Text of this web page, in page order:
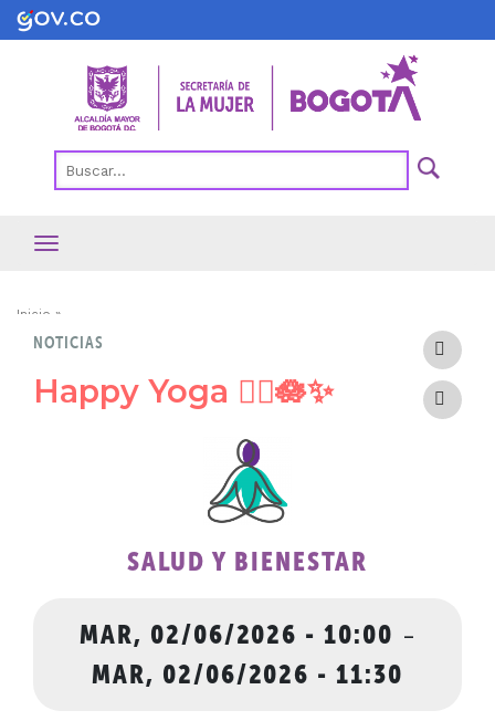
Pasar
al
Ruta
de
navegación
Inicio
NOTICIAS
Happy Yoga 🧘‍♀️🪷✨
SALUD Y BIENESTAR
MAR, 02/06/2026 - 10:00 -
MAR, 02/06/2026 - 11:30